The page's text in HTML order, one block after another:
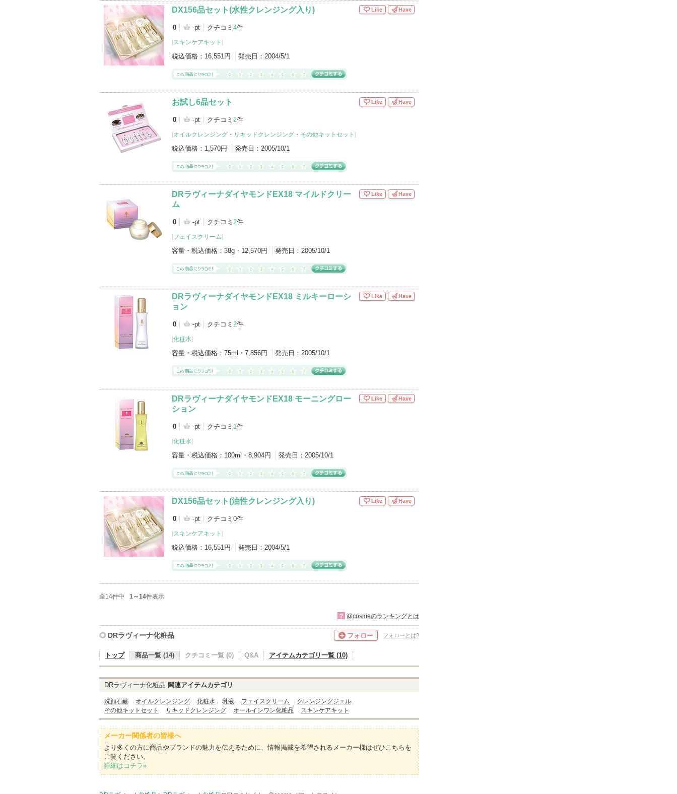
DX156品セット(水性クレンジング入り)
0 -pt クチコミ 4件
[スキンケアキット ]
税込価格： 16,551円 発売日： 2004/5/1
Like Have
お試し6品セット
0 -pt クチコミ 2件
[オイルクレンジング ・ リキッドクレンジング ・ その他キットセット ]
税込価格： 1,570円 発売日： 2005/10/1
Like Have
DRラヴィーナダイヤモンドEX18 マイルドクリー
ム
0 -pt クチコミ 2件
[フェイスクリーム]
容量・税込価格： 38g・12,570円 発売日： 2005/10/1
Like Have
DRラヴィーナダイヤモンドEX18 ミルキーローシ
ョン
0 -pt クチコミ 2件
[化粧水]
容量・税込価格： 75ml・7,856円 発売日： 2005/10/1
Like Have
DRラヴィーナダイヤモンドEX18 モーニングロー
ション
0 -pt クチコミ 1件
[化粧水]
容量・税込価格： 100ml・8,904円 発売日： 2005/10/1
Like Have
DX156品セット(油性クレンジング入り)
0 -pt クチコミ0件
[スキンケアキット ]
税込価格： 16,551円 発売日： 2004/5/1
Like Have
全14件中 1～14件表示
? @cosmeのランキングとは
DRラヴィーナ化粧品 フォロー フォローとは?
トップ 商品一覧 (14) クチコミ一覧 (0) Q&A アイテムカテゴリ一覧 (10)
DRラヴィーナ化粧品 関連アイテムカテゴリ
洗顔石鹸 オイルクレンジング 化粧水 乳液 フェイスクリーム
クレンジングジェル
その他キットセット
リキッドクレンジング オールインワン化粧品 スキンケアキット
メーカー関係者の皆様へ
より多くの方に商品やブランドの魅力を伝えるために、情報掲載を希望されるメーカー様はぜひこちらを
ご覧ください。
詳細はコチラ»